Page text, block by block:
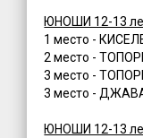
ЮНОШИ 12-13
1 место -
2 место -
3 место -
3 место -
ЮНОШИ 12-13